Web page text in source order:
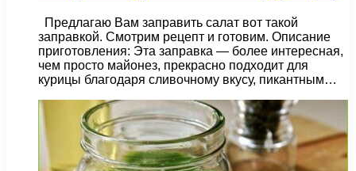
Предлагаю Вам заправить салат вот такой
заправкой. Смотрим рецепт и готовим. Описание
приготовления: Эта заправка — более интересная,
чем просто майонез, прекрасно подходит для
курицы благодаря сливочному вкусу, пикантным…